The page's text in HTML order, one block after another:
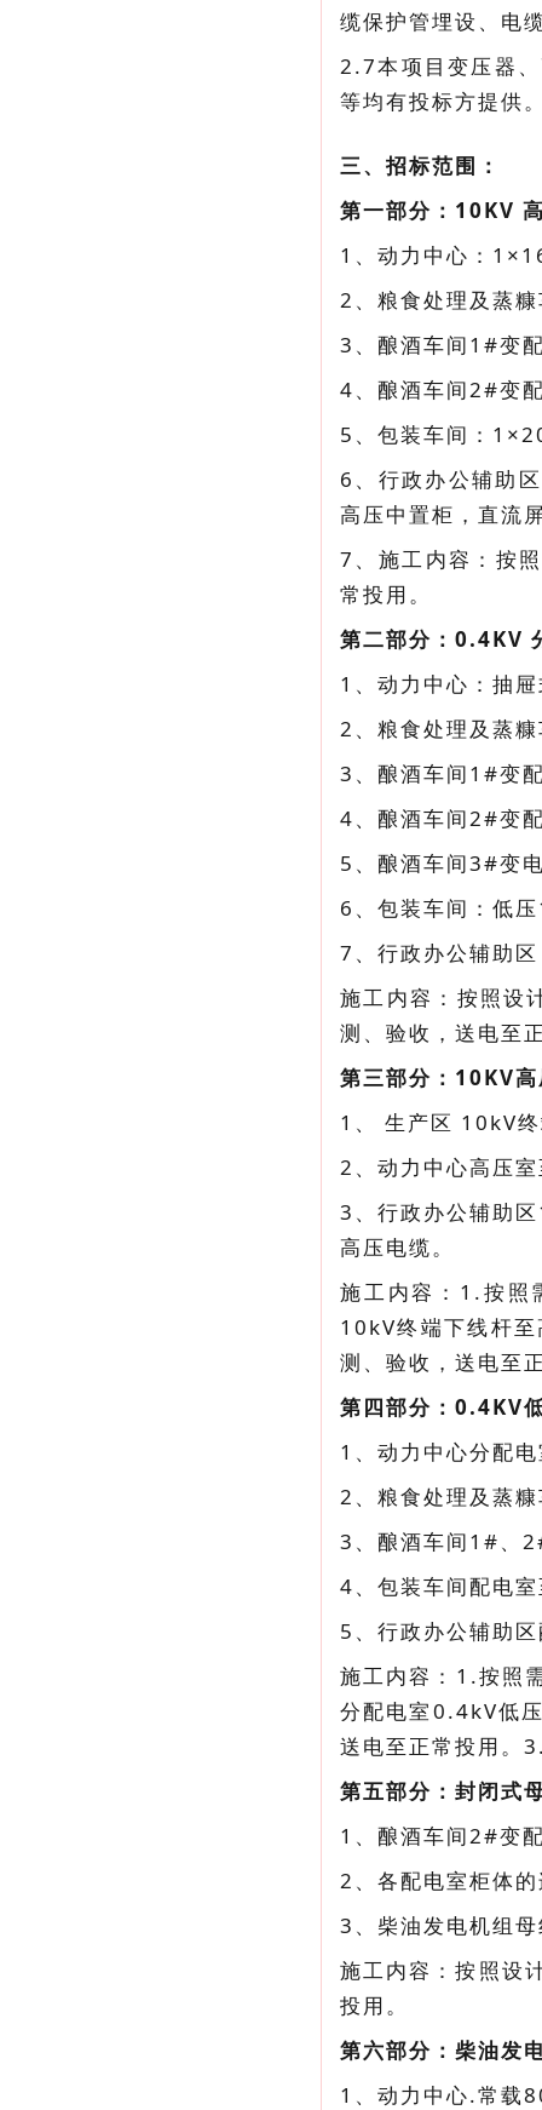
缆保护管埋设、电
2.7本项目变压器
等均有投标方提供
三、招标范围：
第一部分：10KV
1、动力中心：
2、粮食处理及蒸
3、酿酒车间1#变
4、酿酒车间2#变
5、包装车间：
6、行政办公辅助
高压中置柜，直流
7、施工内容：按
常投用。
第二部分：0.4KV
1、动力中心：抽
2、粮食处理及蒸
3、酿酒车间1#变
4、酿酒车间2#变
5、酿酒车间3#变
6、包装车间：低
7、行政办公辅助
施工内容：按照设
测、验收，送电至
第三部分：10KV
1、 生产区 10kV
2、动力中心高压
3、行政办公辅助
高压电缆。
施工内容：1.按照
10kV终端下线杆
测、验收，送电至
第四部分：0.4KV
1、动力中心分配
2、粮食处理及蒸
3、酿酒车间1#、
4、包装车间配电
5、行政办公辅助
施工内容：1.按照
分配电室0.4kV低
送电至正常投用。
第五部分：封闭式
1、酿酒车间2#变
2、各配电室柜体
3、柴油发电机组
施工内容：按照设
投用。
第六部分：柴油发
1、动力中心.常载